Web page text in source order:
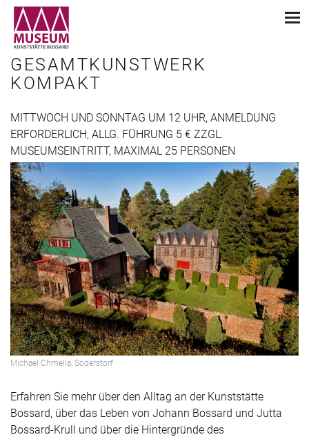
GESAMTKUNSTWERK
KOMPAKT
MITTWOCH UND SONNTAG UM 12 UHR, ANMELDUNG
ERFORDERLICH, ALLG. FÜHRUNG 5 € ZZGL.
MUSEUMSEINTRITT, MAXIMAL 25 PERSONEN
Michael Chmella, Soderstorf
Erfahren Sie mehr über den Alltag an der Kunststätte
Bossard, über das Leben von Johann Bossard und Jutta
Bossard-Krull und über die Hintergründe des